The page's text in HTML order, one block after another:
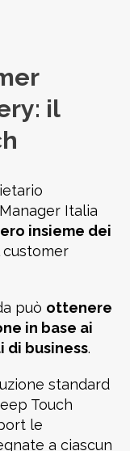
il
Italia
insieme dei
può ottenere
in base ai
di business.
standard
Touch
le
a ciascun